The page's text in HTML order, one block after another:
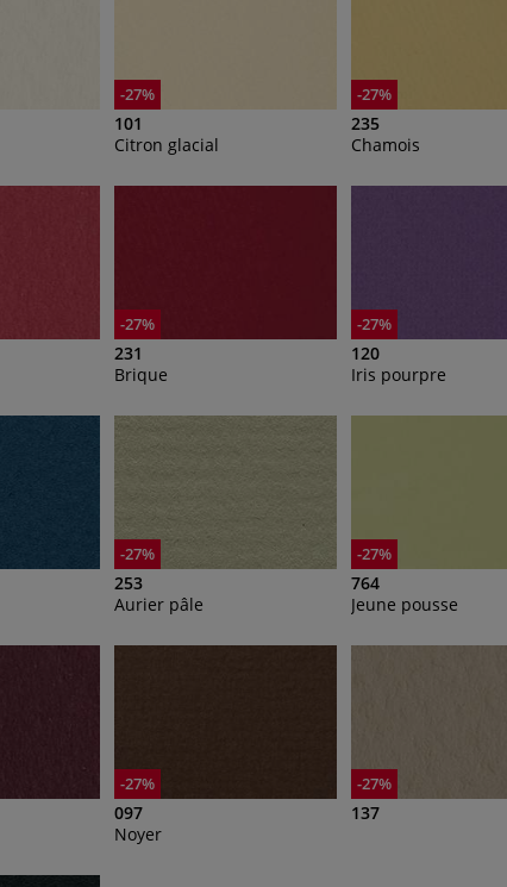
-27%
101
Citron glacial
-27%
235
Chamois
-27%
231
Brique
-27%
120
Iris pourpre
-27%
253
Aurier pâle
-27%
764
Jeune pousse
-27%
097
Noyer
-27%
137